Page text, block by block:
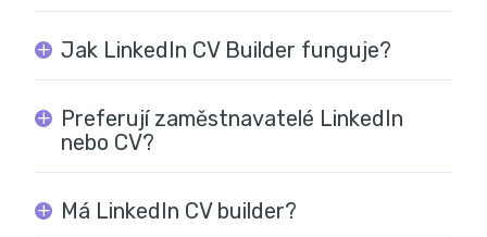
Jak LinkedIn CV Builder funguje?
Preferují zaměstnavatelé LinkedIn
nebo CV?
Má LinkedIn CV builder?